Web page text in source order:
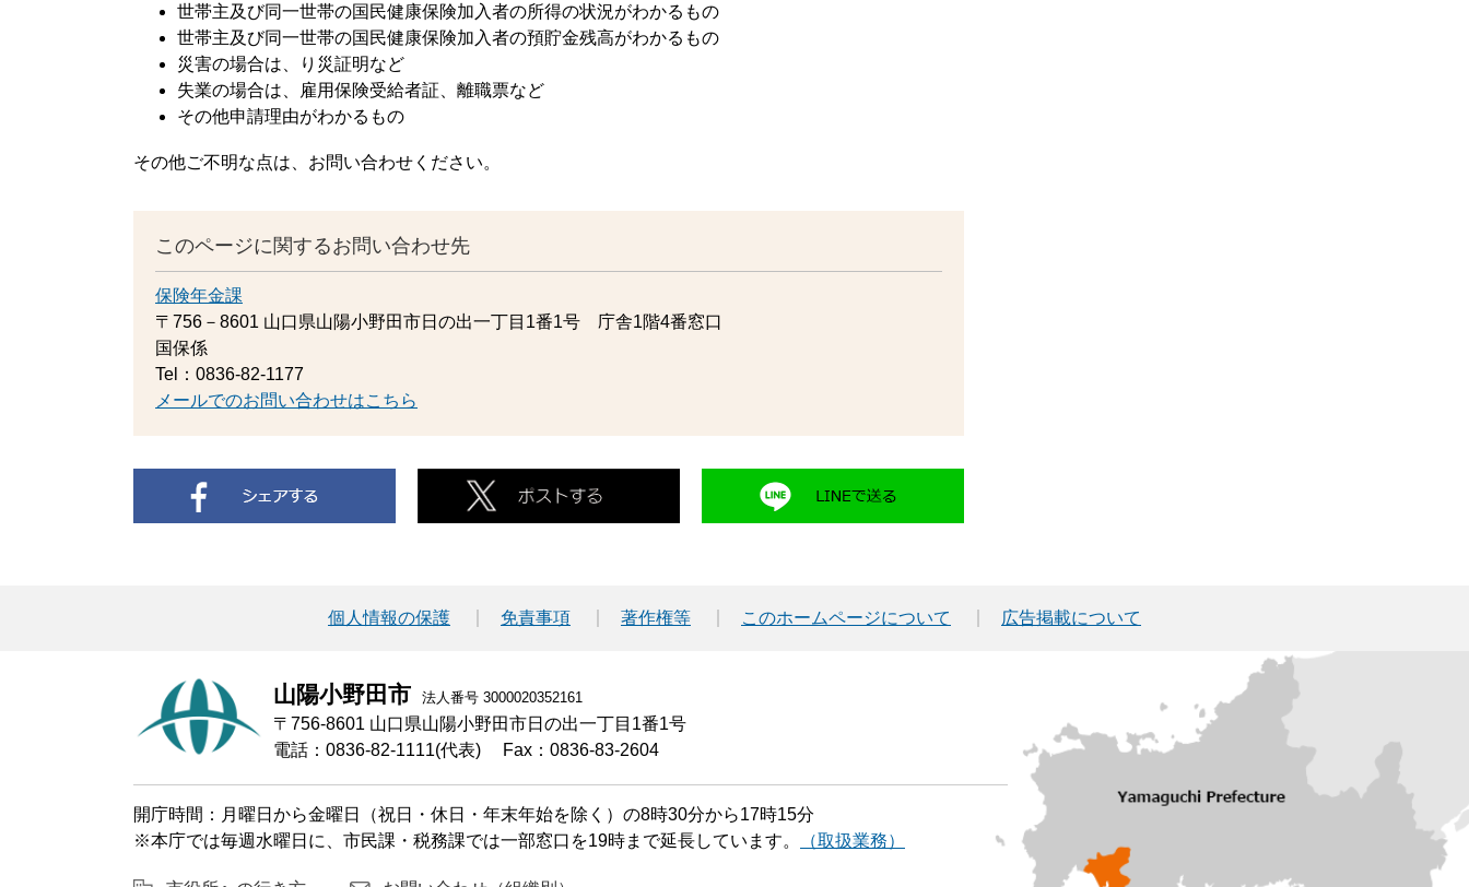
世帯主及び同一世帯の国民健康保険加入者の所得の状況がわかるもの
世帯主及び同一世帯の国民健康保険加入者の預貯金残高がわかるもの
災害の場合は、り災証明など
失業の場合は、雇用保険受給者証、離職票など
その他申請理由がわかるもの
その他ご不明な点は、お問い合わせください。
このページに関するお問い合わせ先
保険年金課
〒756－8601 山口県山陽小野田市日の出一丁目1番1号 庁舎1階4番窓口
国保係
Tel：0836-82-1177
メールでのお問い合わせはこちら
個人情報の保護 免責事項 著作権等 このホームページについて 広告掲載について
山陽小野田市 法人番号 3000020352161
〒756-8601 山口県山陽小野田市日の出一丁目1番1号
電話：0836-82-1111(代表)
Fax：0836-83-2604
開庁時間：月曜日から金曜日（祝日・休日・年末年始を除く）の8時30分から17時15分
※本庁では毎週水曜日に、市民課・税務課では一部窓口を19時まで延長しています。
（取扱業務）